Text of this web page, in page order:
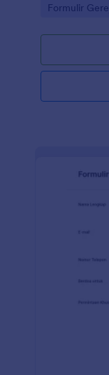
jangkauan
nada vokal
lebih baik.
melalui
visual dan
sesuai
akun Anda
Dropbox,
Go to
Formulir